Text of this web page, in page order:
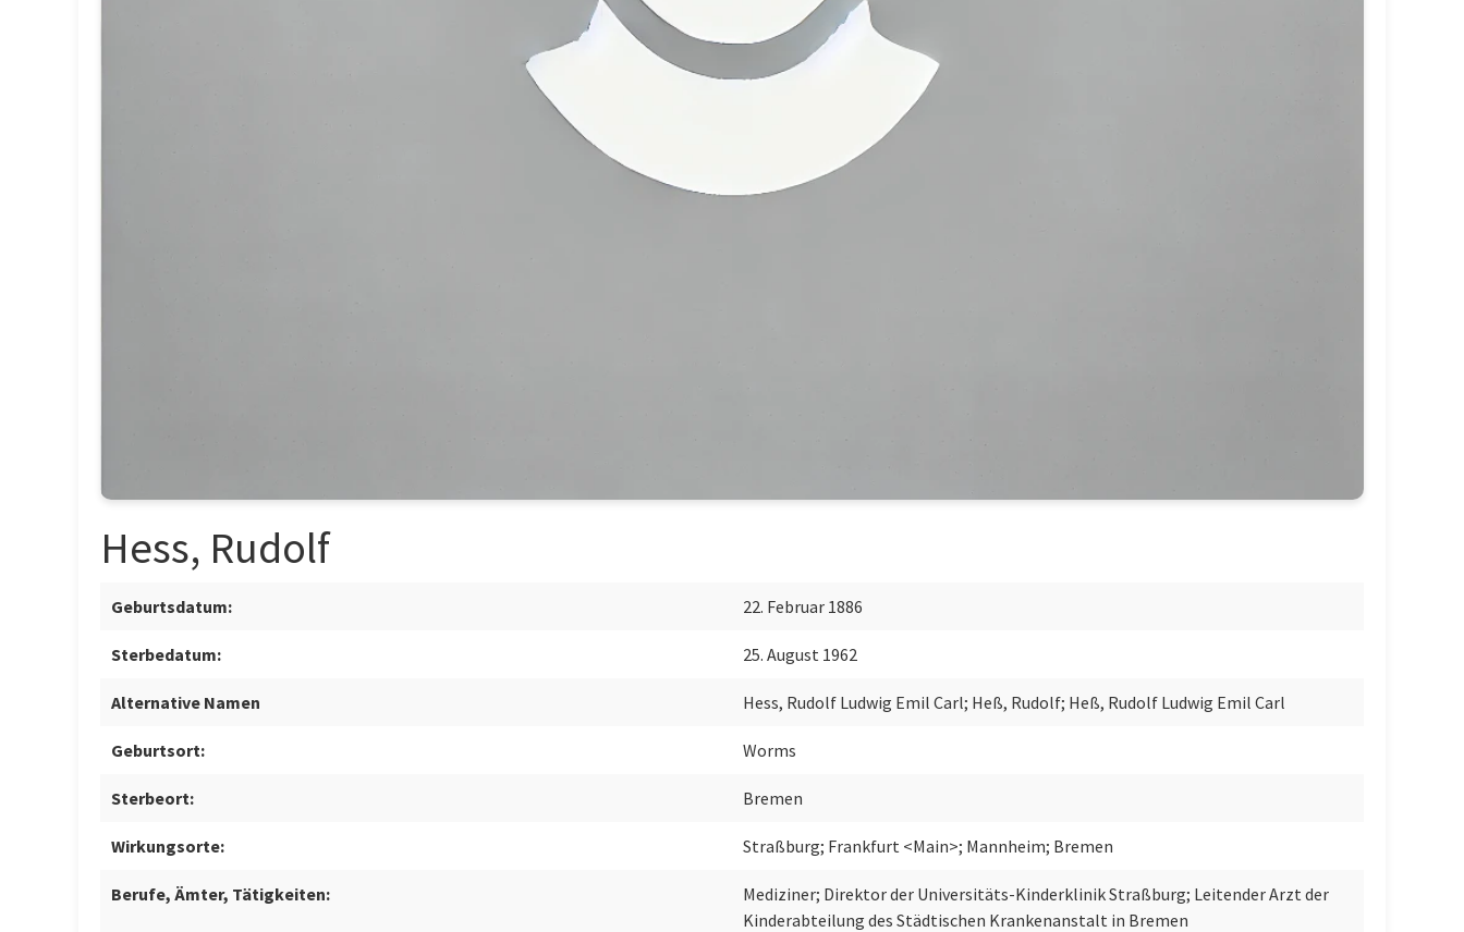
Hess, Rudolf
Geburtsdatum: 22. Februar 1886
Sterbedatum: 25. August 1962
Alternative Namen Hess, Rudolf Ludwig Emil Carl; Heß, Rudolf; Heß, Rudolf Ludwig Emil Carl
Geburtsort: Worms
Sterbeort: Bremen
Wirkungsorte: Straßburg; Frankfurt <Main>; Mannheim; Bremen
Berufe, Ämter, Tätigkeiten:
Mediziner; Direktor der Universitäts-Kinderklinik Straßburg; Leitender Arzt der
Kinderabteilung des Städtischen Krankenanstalt in Bremen